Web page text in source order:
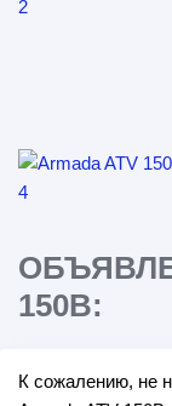
150B:
К сожалению, не